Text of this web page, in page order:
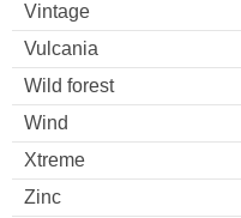
Vintage
Vulcania
Wild forest
Wind
Xtreme
Zinc